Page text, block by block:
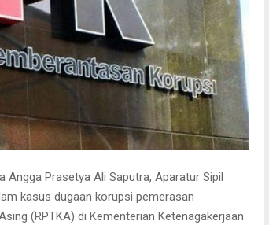
Angga Prasetya Ali Saputra, Aparatur Sipil
kasus dugaan korupsi pemerasan
(RPTKA) di Kementerian Ketenagakerjaan